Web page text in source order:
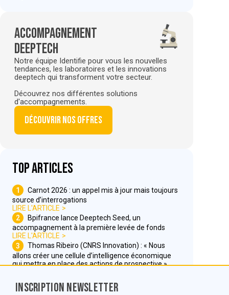
Accompagnement
deeptech
Notre équipe Identifie pour vous les nouvelles
tendances, les laboratoires et les innovations
deeptech qui transforment votre secteur.
Découvrez nos différentes solutions
d'accompagnements.
Découvrir nos offres
Top articles
1
Carnot 2026 : un appel mis à jour mais toujours
source d’interrogations
LIRE L'ARTICLE
2
Bpifrance lance Deeptech Seed, un
accompagnement à la première levée de fonds
LIRE L'ARTICLE
3
Thomas Ribeiro (CNRS Innovation) : « Nous
allons créer une cellule d’intelligence économique
qui mettra en place des actions de prospective »
Inscription Newsletter